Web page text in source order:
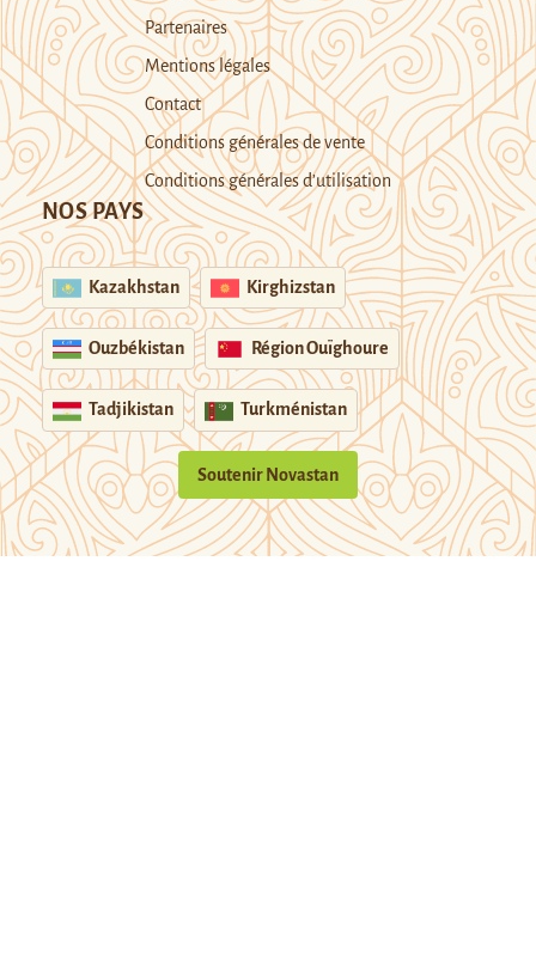
Partenaires
Mentions légales
Contact
Conditions générales de vente
Conditions générales d’utilisation
NOS PAYS
Kazakhstan Kirghizstan
Ouzbékistan Région Ouïghoure
Tadjikistan Turkménistan
Soutenir Novastan